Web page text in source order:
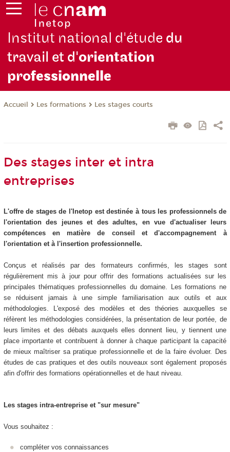
Institut national d'étude du
travail et d'orientation
professionnelle
Accueil Les formations Les stages courts
Des stages inter et intra
entreprises
L'offre de stages de l'Inetop est destinée à tous les professionnels de
l'orientation des jeunes et des adultes, en vue d'actualiser leurs
compétences en matière de conseil et d'accompagnement à
l'orientation et à l'insertion professionnelle.
Conçus et réalisés par des formateurs confirmés, les stages sont
régulièrement mis à jour pour offrir des formations actualisées sur les
principales thématiques professionnelles du domaine. Les formations ne
se réduisent jamais à une simple familiarisation aux outils et aux
méthodologies. L'exposé des modèles et des théories auxquelles se
réfèrent les méthodologies considérées, la présentation de leur portée, de
leurs limites et des débats auxquels elles donnent lieu, y tiennent une
place importante et contribuent à donner à chaque participant la capacité
de mieux maîtriser sa pratique professionnelle et de la faire évoluer. Des
études de cas pratiques et des outils nouveaux sont également proposés
afin d'offrir des formations opérationnelles et de haut niveau.
Les stages intra-entreprise et "sur mesure"
Vous souhaitez :
compléter vos connaissances